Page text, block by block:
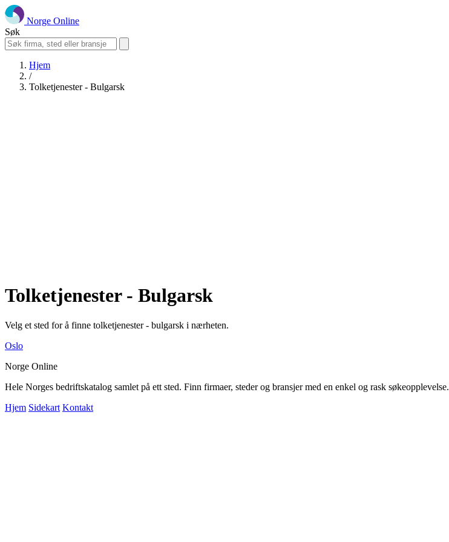
Norge Online
Søk
Hjem
/
Tolketjenester - Bulgarsk
Tolketjenester - Bulgarsk
Velg et sted for å finne tolketjenester - bulgarsk i nærheten.
Oslo
Norge Online
Hele Norges bedriftskatalog samlet på ett sted. Finn firmaer, steder og bransjer med en enkel og rask søkeopplevelse.
Hjem Sidekart Kontakt